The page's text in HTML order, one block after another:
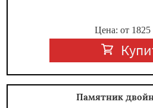
Цена: от 1825
Памятник